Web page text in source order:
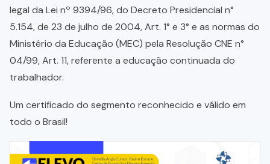
legal da Lei nº 9394/96, do Decreto Presidencial n°
5.154, de 23 de julho de 2004, Art. 1° e 3° e as normas do
Ministério da Educação (MEC) pela Resolução CNE n°
04/99, Art. 11, referente a educação continuada do
trabalhador.
Um certificado do segmento reconhecido e válido em
todo o Brasil!